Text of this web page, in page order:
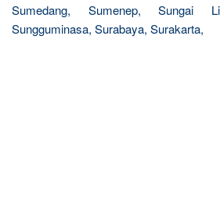
Sumedang, Sumenep, Sungai
Sungguminasa, Surabaya, Surakarta,